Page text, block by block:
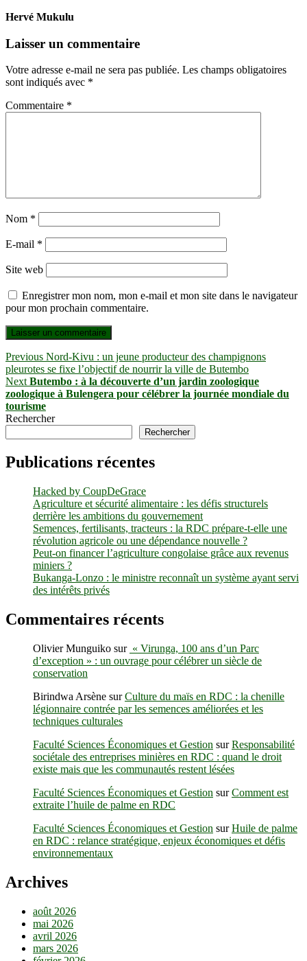
Hervé Mukulu
Laisser un commentaire
Votre adresse e-mail ne sera pas publiée. Les champs obligatoires
sont indiqués avec *
Commentaire *
Nom *
E-mail *
Site web
Enregistrer mon nom, mon e-mail et mon site dans le navigateur
pour mon prochain commentaire.
Navigation
de
l’article
Previous Previous
post:
Nord-Kivu : un jeune producteur des champignons
pleurotes se fixe l’objectif de nourrir la ville de Butembo
Next Next
post:
Butembo : à la découverte d’un jardin zoologique
zoologique à Bulengera pour célébrer la journée mondiale du
tourisme
Rechercher
Rechercher
Publications récentes
Hacked by CoupDeGrace
Agriculture et sécurité alimentaire : les défis structurels
derrière les ambitions du gouvernement
Semences, fertilisants, tracteurs : la RDC prépare-t-elle une
révolution agricole ou une dépendance nouvelle ?
Peut-on financer l’agriculture congolaise grâce aux revenus
miniers ?
Bukanga-Lonzo : le ministre reconnaît un système ayant servi
des intérêts privés
Commentaires récents
Olivier Munguiko sur « Virunga, 100 ans d’un Parc
d’exception » : un ouvrage pour célébrer un siècle de
conservation
Birindwa Arsène surCulture du maïs en RDC : la chenille
légionnaire contrée par les semences améliorées et les
techniques culturales
Faculté Sciences Économiques et Gestion surResponsabilité
sociétale des entreprises minières en RDC : quand le droit
existe mais que les communautés restent lésées
Faculté Sciences Économiques et Gestion surComment est
extraite l’huile de palme en RDC
Faculté Sciences Économiques et Gestion surHuile de palme
en RDC : relance stratégique, enjeux économiques et défis
environnementaux
Archives
août 2026
mai 2026
avril 2026
mars 2026